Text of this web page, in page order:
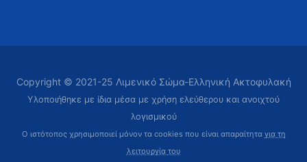
Copyright © 2021-25 Λιμενικό Σώμα-Ελληνική Ακτοφυλακή
Υλοποιήθηκε με ίδια μέσα με χρήση ελεύθερου και ανοιχτού
λογισμικού
Ο ιστότοπος χρησιμοποιεί μόνον τα cookies που είναι απαραίτητα για τη
λειτουργία του